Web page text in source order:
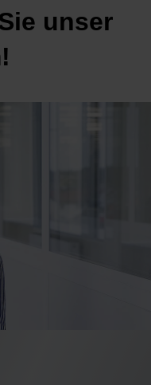
unser